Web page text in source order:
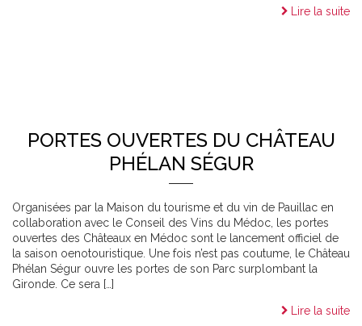
Lire la suite
PORTES OUVERTES DU CHÂTEAU
PHÉLAN SÉGUR
Organisées par la Maison du tourisme et du vin de Pauillac en
collaboration avec le Conseil des Vins du Médoc, les portes
ouvertes des Châteaux en Médoc sont le lancement officiel de
la saison oenotouristique. Une fois n’est pas coutume, le Château
Phélan Ségur ouvre les portes de son Parc surplombant la
Gironde. Ce sera […]
Lire la suite